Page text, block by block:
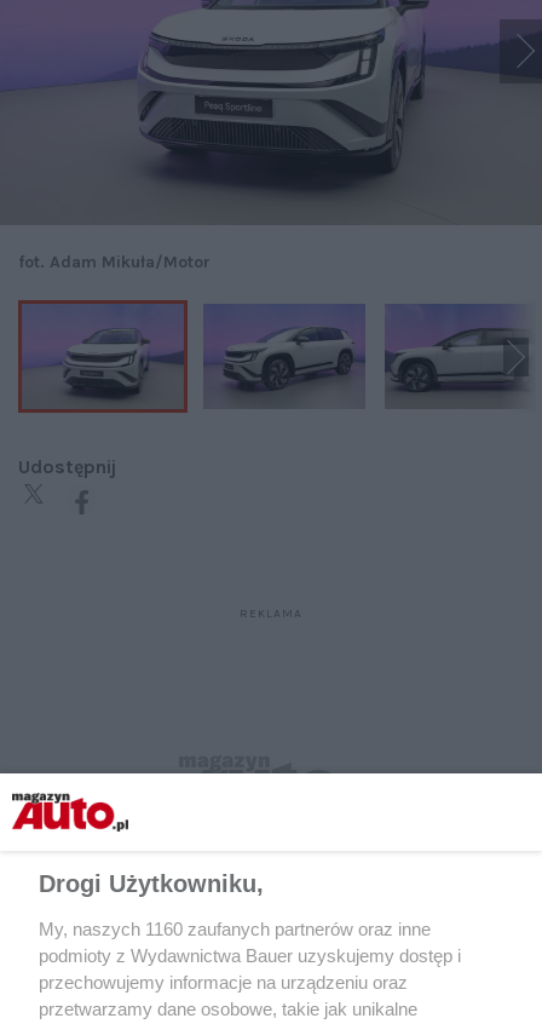
fot. Adam Mikuła/Motor
Udostępnij
Drogi Użytkowniku,
My, naszych 1160 zaufanych partnerów oraz inne
podmioty z Wydawnictwa Bauer uzyskujemy dostęp i
przechowujemy informacje na urządzeniu oraz
przetwarzamy dane osobowe, takie jak unikalne